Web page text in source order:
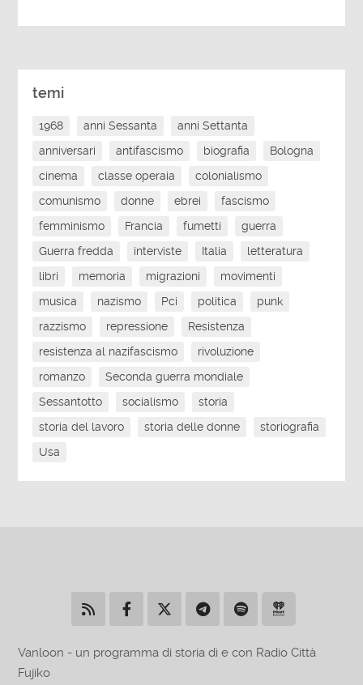
temi
1968 anni Sessanta
anni Settanta
anniversari
antifascismo biografia
Bologna
cinema
classe operaia
colonialismo
comunismo
donne ebrei
fascismo
femminismo
Francia fumetti
guerra
Guerra fredda
interviste Italia
letteratura
libri
memoria migrazioni
movimenti
musica
nazismo Pci politica
punk
razzismo
repressione
Resistenza
resistenza al nazifascismo
rivoluzione
romanzo
Seconda guerra mondiale
Sessantotto
socialismo
storia
storia del lavoro
storia delle donne
storiografia
Usa
Vanloon - un programma di storia di e con Radio Città
Fujiko